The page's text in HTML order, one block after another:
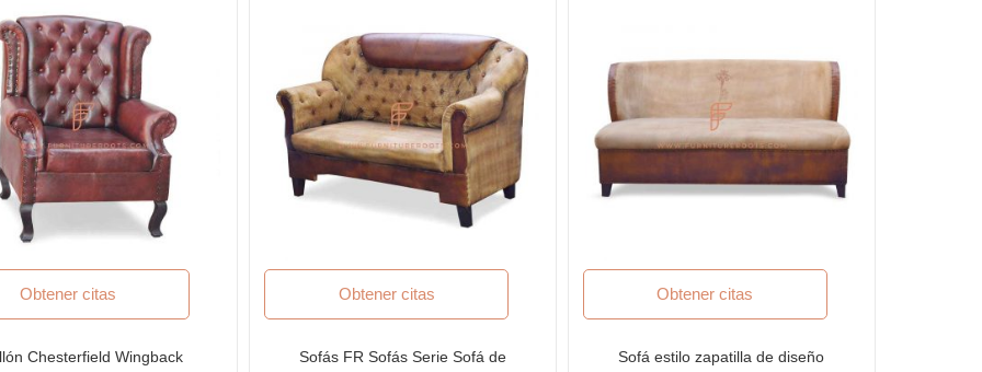
Obtener citas
Chesterfield Wingback
Obtener citas
Sofás FR Sofás Serie Sofá de
Obtener citas
Sofá estilo zapatilla de diseño